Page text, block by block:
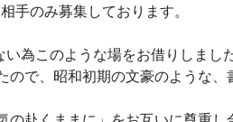
手のみ募集しております。
為このような場をお借りしまし
で、昭和初期の文豪のような、